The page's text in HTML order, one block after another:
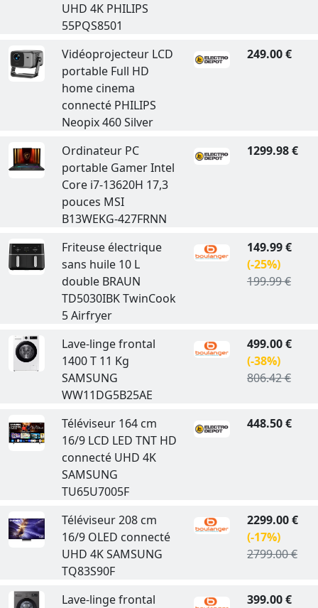
UHD 4K PHILIPS
55PQS8501
Vidéoprojecteur LCD
portable Full HD
home cinema
connecté PHILIPS
Neopix 460 Silver
249.00 €
Ordinateur PC
portable Gamer Intel
Core i7-13620H 17,3
pouces MSI
B13WEKG-427FRNN
1299.98 €
Friteuse électrique
sans huile 10 L
double BRAUN
TD5030IBK TwinCook
5 Airfryer
149.99 €
(-25%)
199.99 €
Lave-linge frontal
1400 T 11 Kg
SAMSUNG
WW11DG5B25AE
499.00 €
(-38%)
806.42 €
Téléviseur 164 cm
16/9 LCD LED TNT HD
connecté UHD 4K
SAMSUNG
TU65U7005F
448.50 €
Téléviseur 208 cm
16/9 OLED connecté
UHD 4K SAMSUNG
TQ83S90F
2299.00 €
(-17%)
2799.00 €
Lave-linge frontal
399.00 €